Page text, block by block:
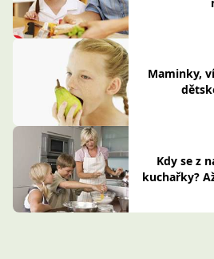
Maminky,
Kdy se z
kuchařky?